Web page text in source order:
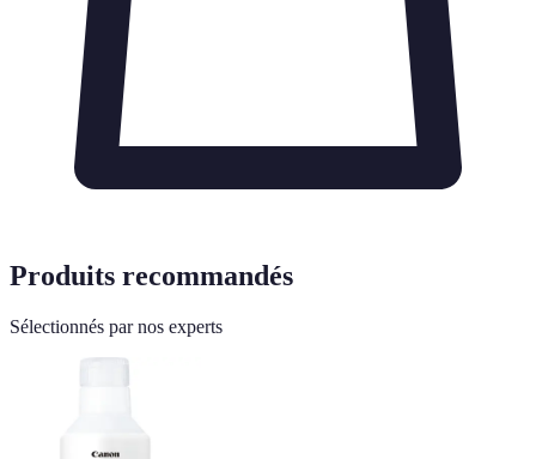
Produits recommandés
Sélectionnés par nos experts